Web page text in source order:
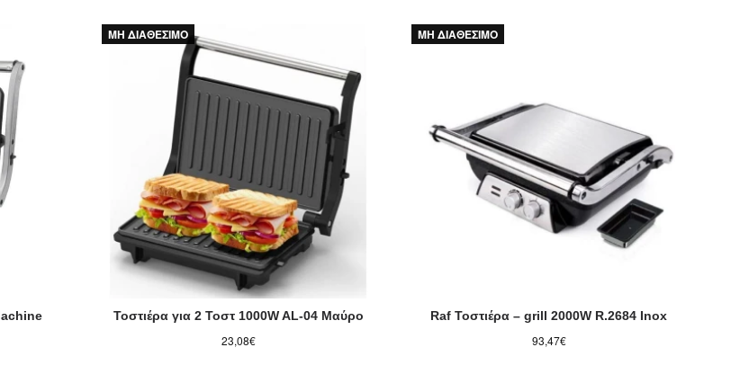
ΜΗ ΔΙΑΘΕΣΙΜΟ
Τοστιέρα για 2 Τοστ 1000W AL-04 Μαύρο
23,08€
ΜΗ ΔΙΑΘΕΣΙΜΟ
Raf Τοστιέρα – grill 2000W R.2684 Inox
93,47€